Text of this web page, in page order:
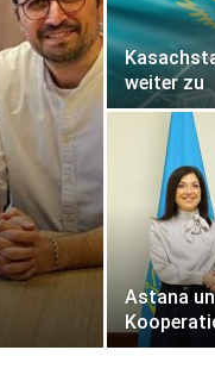
weiter zu
Astana